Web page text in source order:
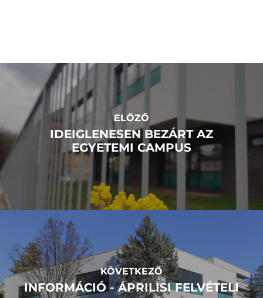
ELŐZŐ
IDEIGLENESEN BEZÁRT AZ
EGYETEMI CAMPUS
KÖVETKEZŐ
INFORMÁCIÓ - ÁPRILISI FELVÉTELI